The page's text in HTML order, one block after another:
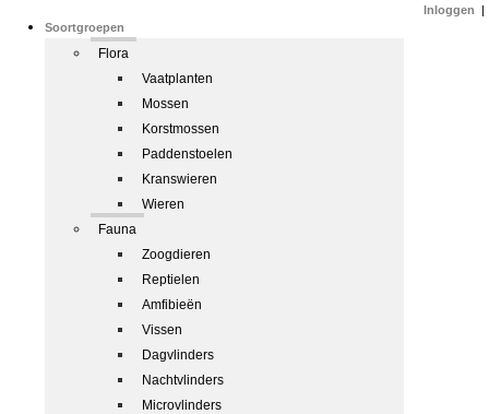
Soortgroepen
Flora
Vaatplanten
Mossen
Korstmossen
Paddenstoelen
Kranswieren
Wieren
Fauna
Zoogdieren
Reptielen
Amfibieën
Vissen
Dagvlinders
Nachtvlinders
Microvlinders
Inloggen |